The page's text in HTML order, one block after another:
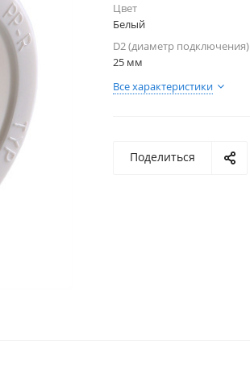
Цвет
Белый
D2 (диаметр подключения)
25 мм
Все характеристики
Поделиться